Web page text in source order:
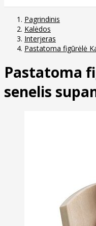
Pagrindinis
Kalėdos
Interjeras
Pastatoma figūrėlė
Pastatoma
senelis